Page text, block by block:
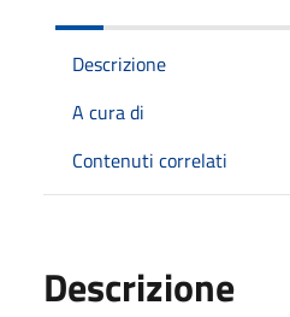
Descrizione
A cura di
Contenuti correlati
Descrizione